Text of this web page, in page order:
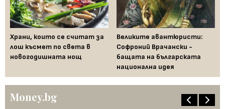
Храни, които се считат за
лош късмет по света в
новогодишната нощ
Великите авантюристи:
Софроний Врачански -
бащата на българската
национална идея
Money.bg